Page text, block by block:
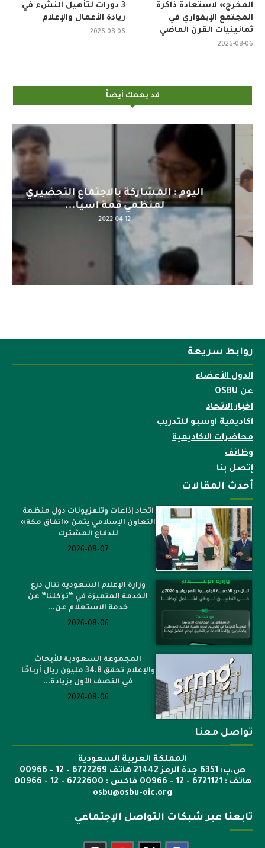
3 دورات لتأهيل النشء في
ريادة الأعمال والإعلام
2026-08-06
المخرج» لاستعادة ذاكرة
المجتمع الإيفواري في
ثمانينيات القرن الماضي
2026-08-06
قد يهمك أيضاً
اليوم : المشاركة بالاجتماع التحضيري
لمنظمي قمة اسيا...
2022-04-12
روابط سريعة
الدول الأعضاء
عن OSBU
اخبار الاتحاد
اكاديمية اوسبو للتدريب
محاضرات الاكاديمية
وظائف
إتصل بنا
أحدث المقالات
اتحاد إذاعات وتلفزيونات دول منظمة
التعاون الإسلامي يثمن «اتفاق مكة»
للدفاع المشترك
2026-08-07
وزارة الإعلام السعودية تنال درع
الخدمة المتميزة في “توكلنا” عن
خدمة الاستعلام عن...
2026-08-06
المجموعة السعودية للأبحاث
والإعلام تحقق 34.8 مليون ريال أرباحًا
في النصف الأول بزيادة...
2026-08-06
تواصل معنا
المملكة العربية السعودية
ص.ب: 6351 جدة الرمز 21442 هاتف 6722269 – 12 – 00966
هاتف : 6721121 – 12 – 00966 فاكس : 6722600 – 12 – 00966
osbu@osbu-oic.org
تابعنا عبر شبكات التواصل الإجتماعي